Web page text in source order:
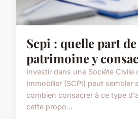
Scpi : quelle part
patrimoine y
Investir dans une Société Civile
Immobilier (SCPI) peut sembler
combien consacrer à ce type
cette propo...